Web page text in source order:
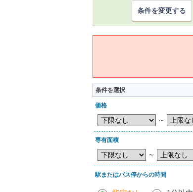
条件を変更する
条件を選択
価格
～
専有面積
～
駅またはバス停からの時間